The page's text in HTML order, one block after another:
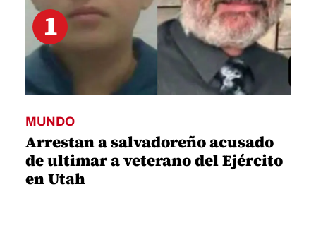
1
MUNDO
Arrestan a salvadoreño acusado
de ultimar a veterano del Ejército
en Utah